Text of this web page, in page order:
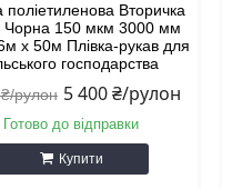
поліетиленова Вторичка
150 мкм 3000 мм
х 50м Плівка-рукав для
господарства
рулон 5 400 ₴/рулон
Готово до відправки
Купити